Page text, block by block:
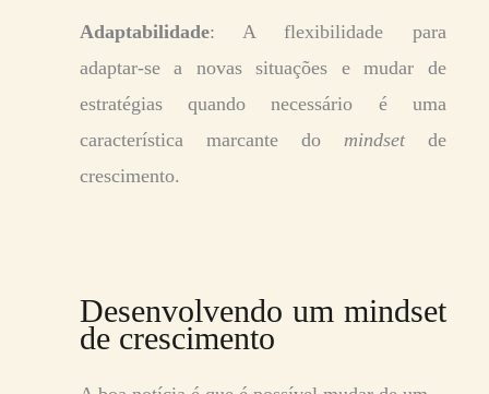
Adaptabilidade: A flexibilidade para
adaptar-se a novas situações e mudar de
estratégias quando necessário é uma
característica marcante do mindset de
crescimento.
Desenvolvendo um mindset
de crescimento